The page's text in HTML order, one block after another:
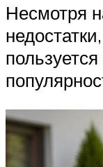
Несмотря